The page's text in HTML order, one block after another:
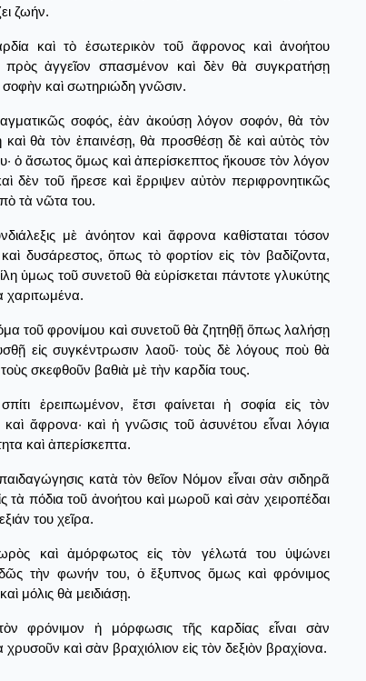
ζωήν.
καὶ τὸ ἐσωτερικὸν τοῦ ἄφρονος καὶ ἀνοήτου
πρὸς ἀγγεῖον σπασμένον καὶ δὲν θὰ συγκρατήσῃ
σοφὴν καὶ σωτηριώδη γνῶσιν.
σοφός, ἐὰν ἀκούσῃ λόγον σοφόν, θὰ τὸν
καὶ θὰ τὸν ἐπαινέσῃ, θὰ προσθέσῃ δὲ καὶ αὐτὸς τὸν
ὁ ἄσωτος ὅμως καὶ ἀπερίσκεπτος ἤκουσε τὸν λόγον
δὲν τοῦ ἤρεσε καὶ ἔρριψεν αὐτὸν περιφρονητικῶς
τὰ νῶτα του.
μὲ ἀνόητον καὶ ἄφρονα καθίσταται τόσον
δυσάρεστος, ὅπως τὸ φορτίον εἰς τὸν βαδίζοντα,
ὑμως τοῦ συνετοῦ θὰ εὑρίσκεται πάντοτε γλυκύτης
χαριτωμένα.
τοῦ φρονίμου καὶ συνετοῦ θὰ ζητηθῇ ὅπως λαλήσῃ
εἰς συγκέντρωσιν λαοῦ· τοὺς δὲ λόγους ποὺ θὰ
σκεφθοῦν βαθιὰ μὲ τὴν καρδία τους.
ἐρειπωμένον, ἔτσι φαίνεται ἡ σοφία εἰς τὸν
ἄφρονα· καὶ ἡ γνῶσις τοῦ ἀσυνέτου εἶναι λόγια
καὶ ἀπερίσκεπτα.
κατὰ τὸν θεῖον Νόμον εἶναι σὰν σιδηρᾶ
τὰ πόδια τοῦ ἀνοήτου καὶ μωροῦ καὶ σὰν χειροπέδαι
του χεῖρα.
καὶ ἀμόρφωτος εἰς τὸν γέλωτά του ὑψώνει
τὴν φωνήν του, ὁ ἔξυπνος ὅμως καὶ φρόνιμος
μόλις θὰ μειδιάσῃ.
φρόνιμον ἡ μόρφωσις τῆς καρδίας εἶναι σὰν
καὶ σὰν βραχιόλιον εἰς τὸν δεξιὸν βραχίονα.